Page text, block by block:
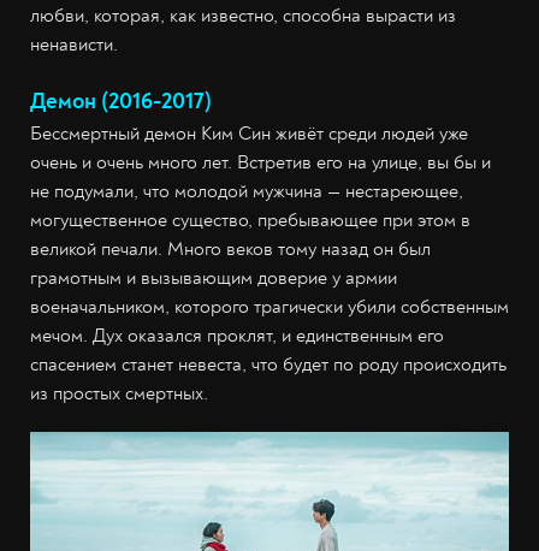
любви, которая, как известно, способна вырасти из
ненависти.
Демон (2016-2017)
Бессмертный демон Ким Син живёт среди людей уже
очень и очень много лет. Встретив его на улице, вы бы и
не подумали, что молодой мужчина — нестареющее,
могущественное существо, пребывающее при этом в
великой печали. Много веков тому назад он был
грамотным и вызывающим доверие у армии
военачальником, которого трагически убили собственным
мечом. Дух оказался проклят, и единственным его
спасением станет невеста, что будет по роду происходить
из простых смертных.